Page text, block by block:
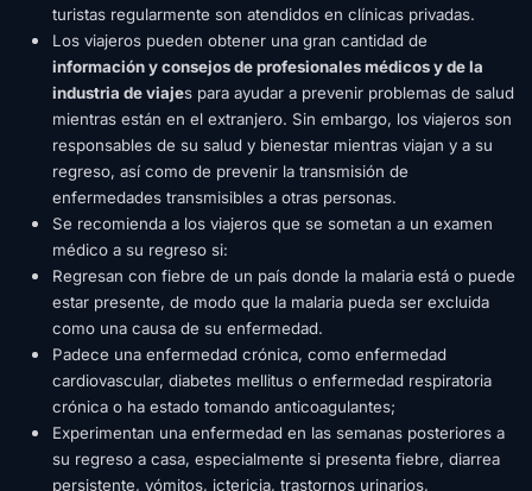
turistas regularmente son atendidos en clínicas privadas.
Los viajeros pueden obtener una gran cantidad de
información y consejos de profesionales médicos y de la
industria de viajes para ayudar a prevenir problemas de salud
mientras están en el extranjero. Sin embargo, los viajeros son
responsables de su salud y bienestar mientras viajan y a su
regreso, así como de prevenir la transmisión de
enfermedades transmisibles a otras personas.
Se recomienda a los viajeros que se sometan a un examen
médico a su regreso si:
Regresan con fiebre de un país donde la malaria está o puede
estar presente, de modo que la malaria pueda ser excluida
como una causa de su enfermedad.
Padece una enfermedad crónica, como enfermedad
cardiovascular, diabetes mellitus o enfermedad respiratoria
crónica o ha estado tomando anticoagulantes;
Experimentan una enfermedad en las semanas posteriores a
su regreso a casa, especialmente si presenta fiebre, diarrea
persistente, vómitos, ictericia, trastornos urinarios,